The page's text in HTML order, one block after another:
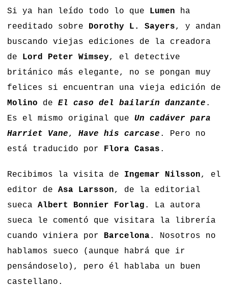
Si ya han leído todo lo que Lumen ha
reeditado sobre Dorothy L. Sayers, y andan
buscando viejas ediciones de la creadora
de
Lord Peter Wimsey, el detective
británico más elegante, no se pongan muy
felices si encuentran una vieja edición de
Molino de El caso del bailarín danzante .
Es el mismo original que Un cadáver para
Harriet Vane, Have his carcase . Pero no
está traducido por
Flora Casas .
Recibimos la visita de Ingemar Nilsson, el
editor de Asa Larsson, de la editorial
sueca Albert Bonnier Forlag . La autora
sueca le comentó que visitara la librería
cuando viniera por
Barcelona. Nosotros no
hablamos sueco (aunque habrá que ir
pensándoselo), pero él hablaba un buen
castellano.